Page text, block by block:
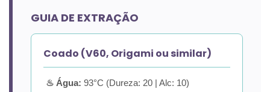
GUIA DE EXTRAÇÃO
Coado (V60, Origami ou similar)
♨ Água: 93°C (Dureza: 20 | Alc: 10)